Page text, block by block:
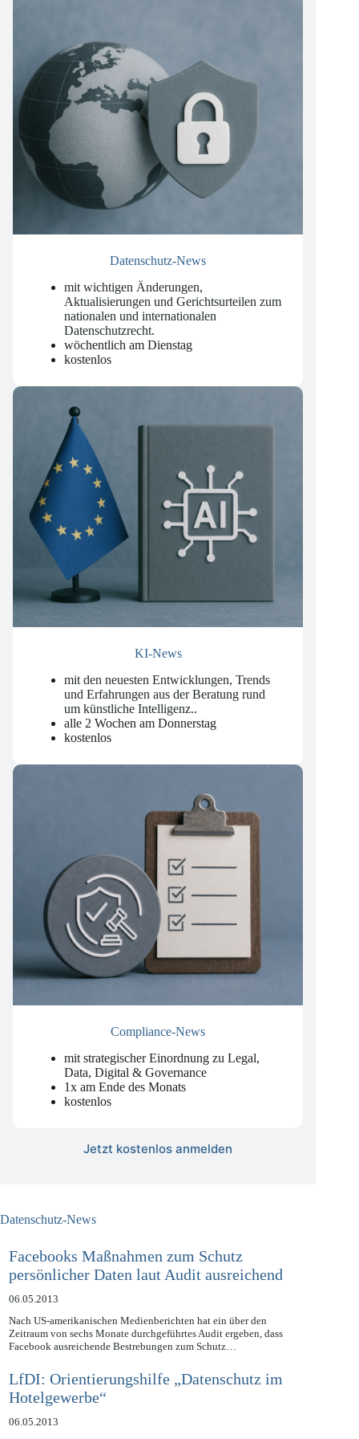
Datenschutz-News
mit wichtigen Änderungen,
Aktualisierungen und Gerichtsurteilen zum
nationalen und internationalen
Datenschutzrecht.
wöchentlich am Dienstag
mit den neuesten Entwicklungen, Trends
und Erfahrungen aus der Beratung rund
um künstliche Intelligenz..
alle 2 Wochen am Donnerstag
mit strategischer Einordnung zu Legal,
Data, Digital & Governance
1x am Ende des Monats
Facebooks Maßnahmen zum Schutz
persönlicher Daten laut Audit ausreichend
06.05.2013
Nach US-amerikanischen Medienberichten hat ein über den
Zeitraum von sechs Monate durchgeführtes Audit ergeben, dass
LfDI: Orientierungshilfe „Datenschutz im
Hotelgewerbe“